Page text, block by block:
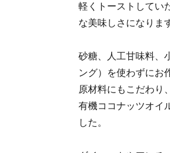
軽くトーストしてい
な美味しさになりま
砂糖、人工甘味料、
ング）を使わずにお
原材料にもこだわり
有機ココナッツオイ
した。